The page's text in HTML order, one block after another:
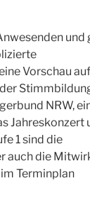
und
Vorschau
NRW,
Jahreskonzert
1 sind die
auch die
Terminplan